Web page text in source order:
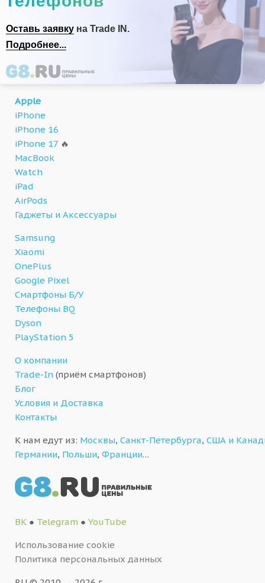
Оставь заявку на Trade IN.
Подробнее...
Apple
iPhone
iPhone 16
iPhone 17 🔥
MacBook
Watch
iPad
AirPods
Гаджеты и Аксессуары
Samsung
Xiaomi
OnePlus
Google Pixel
Смартфоны Б/У
Телефоны BQ
Dyson
PlayStation 5
О компании
Trade-In (приём смартфонов)
Блог
Условия и Доставка
Контакты
К нам едут из: Москвы, Санкт-Петербурга, США и
Германии, Польши, Франции…
ВК ● Telegram ● YouTube
Использование cookie
Политика персональных данных